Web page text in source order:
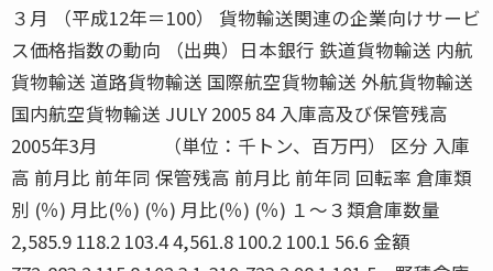
３月 （平成12年＝100） 貨物輸送関連の企業向けサービ
ス価格指数の動向 （出典）日本銀行 鉄道貨物輸送 内航
貨物輸送 道路貨物輸送 国際航空貨物輸送 外航貨物輸送
国内航空貨物輸送 JULY 2005 84 入庫高及び保管残高
2005年3月 （単位：千トン、百万円） 区分 入庫
高 前月比 前年同 保管残高 前月比 前年同 回転率 倉庫類
別 (％) 月比(％) (％) 月比(％) (％) １〜３類倉庫数量
2,585.9 118.2 103.4 4,561.8 100.2 100.1 56.6 金額